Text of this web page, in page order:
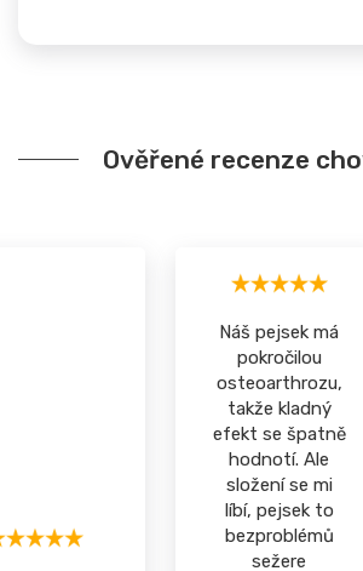
Ověřené recenze
Náš pejsek má
pokročilou
osteoarthrozu,
takže kladný
efekt se špatně
hodnotí. Ale
složení se mi
líbí, pejsek to
bezproblémů
sežere